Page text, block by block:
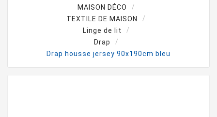
MAISON DÉCO
TEXTILE DE MAISON
Linge de lit
Drap
Drap housse jersey 90x190cm bleu